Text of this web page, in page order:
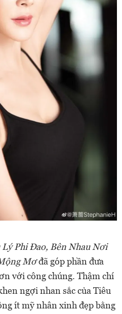
Lý Phi Đao, Bên Nhau Nơi
Mơđã góp phần đưa
với công chúng. Thậm chí
ngợi nhan sắc của Tiêu
ít mỹ nhân xinh đẹp bằng